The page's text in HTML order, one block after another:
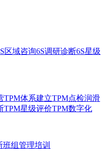
区域咨询6S调研诊断6S星级
TPM体系建立TPM点检润滑
TPM星级评价TPM数字化
班组管理培训